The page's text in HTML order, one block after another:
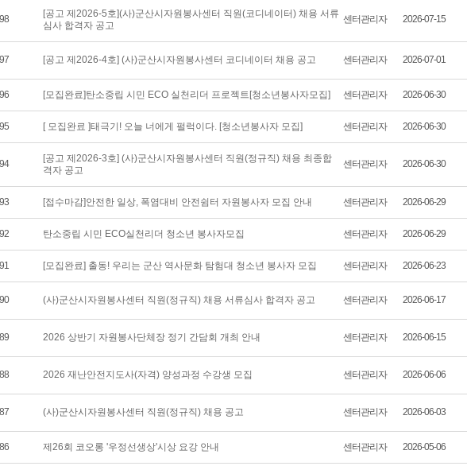
[공고 제2026-5호](사)군산시자원봉사센터 직원(코디네이터) 채용 서류
심사 합격자 공고
센터관리자 2026-07-15
[공고 제2026-4호] (사)군산시자원봉사센터 코디네이터 채용 공고 센터관리자 2026-07-01
[모집완료]탄소중립 시민 ECO 실천리더 프로젝트[청소년봉사자모집] 센터관리자 2026-06-30
[ 모집완료 ]태극기! 오늘 너에게 펄럭이다. [청소년봉사자 모집] 센터관리자 2026-06-30
[공고 제2026-3호] (사)군산시자원봉사센터 직원(정규직) 채용 최종합
격자 공고
센터관리자 2026-06-30
[접수마감]안전한 일상, 폭염대비 안전쉼터 자원봉사자 모집 안내 센터관리자 2026-06-29
탄소중립 시민 ECO실천리더 청소년 봉사자모집 센터관리자 2026-06-29
[모집완료] 출동! 우리는 군산 역사문화 탐험대 청소년 봉사자 모집 센터관리자 2026-06-23
(사)군산시자원봉사센터 직원(정규직) 채용 서류심사 합격자 공고 센터관리자 2026-06-17
2026 상반기 자원봉사단체장 정기 간담회 개최 안내 센터관리자 2026-06-15
2026 재난안전지도사(자격) 양성과정 수강생 모집 센터관리자 2026-06-06
(사)군산시자원봉사센터 직원(정규직) 채용 공고 센터관리자 2026-06-03
제26회 코오롱 '우정선생상'시상 요강 안내 센터관리자 2026-05-06